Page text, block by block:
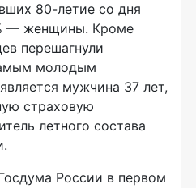
80-летие со дня
— женщины. Кроме
перешагнули
молодым
мужчина 37 лет,
страховую
летного состава
России в первом